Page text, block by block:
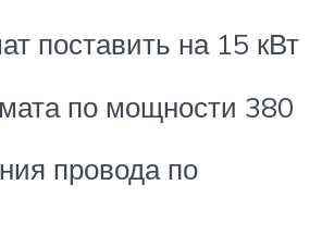
поставить на 15 кВт
по мощности 380
провода по